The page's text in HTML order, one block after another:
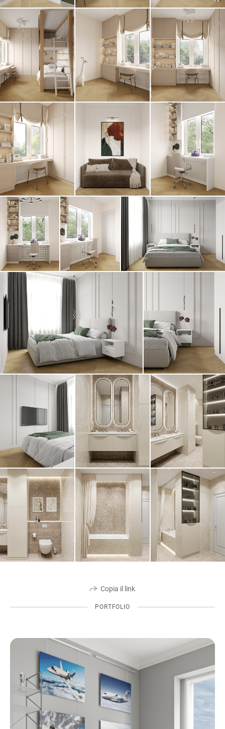
Copia il link
PORTFOLIO